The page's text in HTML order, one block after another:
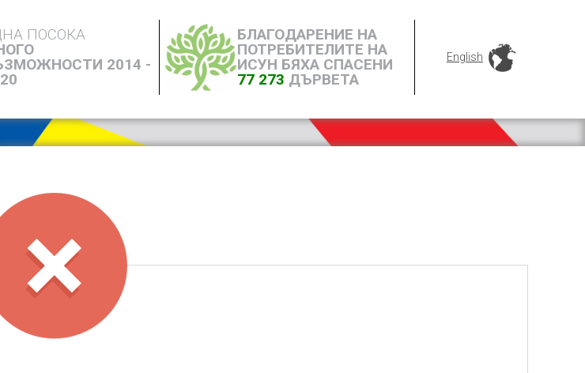
ПОСОКА
2014 -
БЛАГОДАРЕНИЕ НА
ПОТРЕБИТЕЛИТЕ НА
ИСУН БЯХА СПАСЕНИ
77 273 ДЪРВЕТА
English